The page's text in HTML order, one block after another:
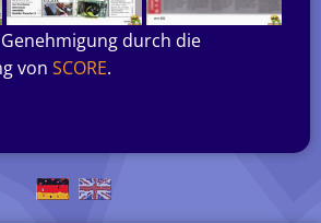
durch die
von SCORE.